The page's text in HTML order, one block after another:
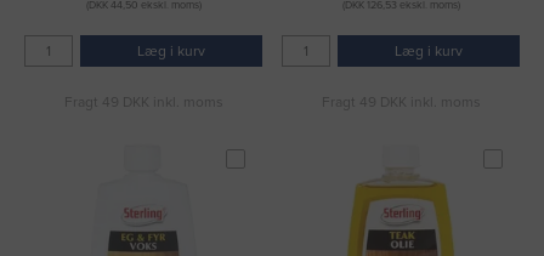
(DKK 44,50 ekskl. moms)
Læg i kurv
Fragt 49 DKK inkl. moms
(DKK 126,53 ekskl. moms)
Læg i kurv
Fragt 49 DKK inkl. moms